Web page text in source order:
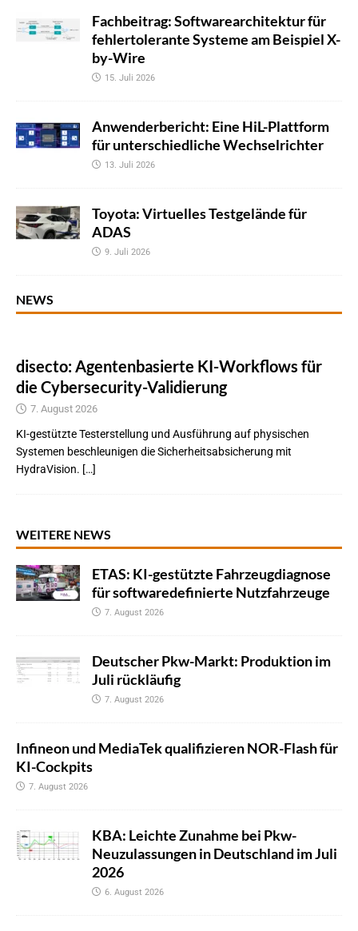
Fachbeitrag: Softwarearchitektur für
fehlertolerante Systeme am Beispiel X-
by-Wire
15. Juli 2026
Anwenderbericht: Eine HiL-Plattform
für unterschiedliche Wechselrichter
13. Juli 2026
Toyota: Virtuelles Testgelände für
ADAS
9. Juli 2026
NEWS
disecto: Agentenbasierte KI-Workflows für
die Cybersecurity-Validierung
7. August 2026
KI-gestützte Testerstellung und Ausführung auf physischen
Systemen beschleunigen die Sicherheitsabsicherung mit
HydraVision. […]
WEITERE NEWS
ETAS: KI-gestützte Fahrzeugdiagnose
für softwaredefinierte Nutzfahrzeuge
7. August 2026
Deutscher Pkw-Markt: Produktion im
Juli rückläufig
7. August 2026
Infineon und MediaTek qualifizieren NOR-Flash für
KI-Cockpits
7. August 2026
KBA: Leichte Zunahme bei Pkw-
Neuzulassungen in Deutschland im Juli
2026
6. August 2026